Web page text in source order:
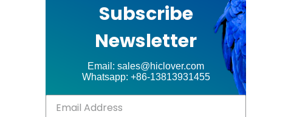
Subscribe
Newsletter
Email: sales@hiclover.com
Whatsapp: +86-13813931455